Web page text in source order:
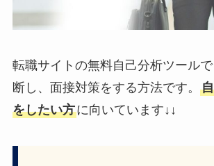
転職サイトの無料自己分析ツール
断し、面接対策をする方法です。
をしたい方に向いています↓↓